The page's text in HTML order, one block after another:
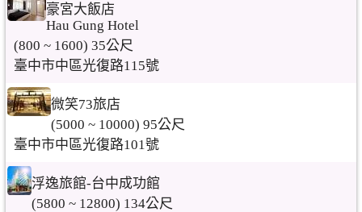
豪宮大飯店
Hau Gung Hotel
(800 ~ 1600) 35公尺
臺中市中區光復路115號
微笑73旅店
(5000 ~ 10000) 95公尺
臺中市中區光復路101號
浮逸旅館-台中成功館
(5800 ~ 12800) 134公尺